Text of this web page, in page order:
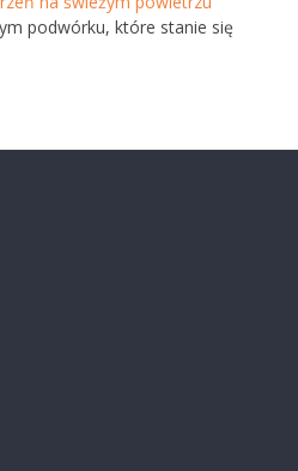
podwórku, które stanie się